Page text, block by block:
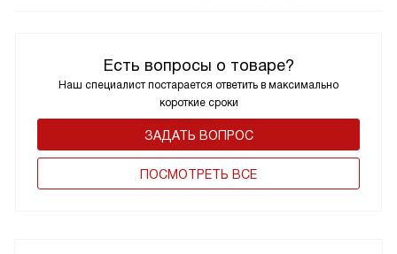
Есть вопросы о товаре?
Наш специалист постарается ответить в максимально
короткие сроки
ЗАДАТЬ ВОПРОС
ПОCМОТРЕТЬ ВСЕ